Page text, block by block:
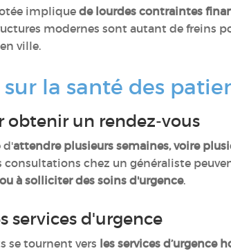
impliquede lourdes contraintes
modernes sont autant de freins
ville.
la santé des
obtenir un rendez-vous
d'attendre plusieurs semaines, voire
chez un généraliste
à solliciter des soins d'urgence.
services d'urgence
se tournent vers les services d’urgence